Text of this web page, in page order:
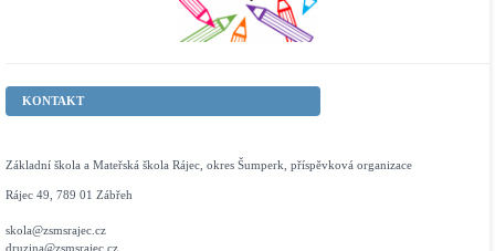
KONTAKT
Základní škola a Mateřská škola Rájec, okres Šumperk, příspěvková organizace
Rájec 49, 789 01 Zábřeh
skola@zsmsrajec.cz
druzina@zsmsrajec.cz